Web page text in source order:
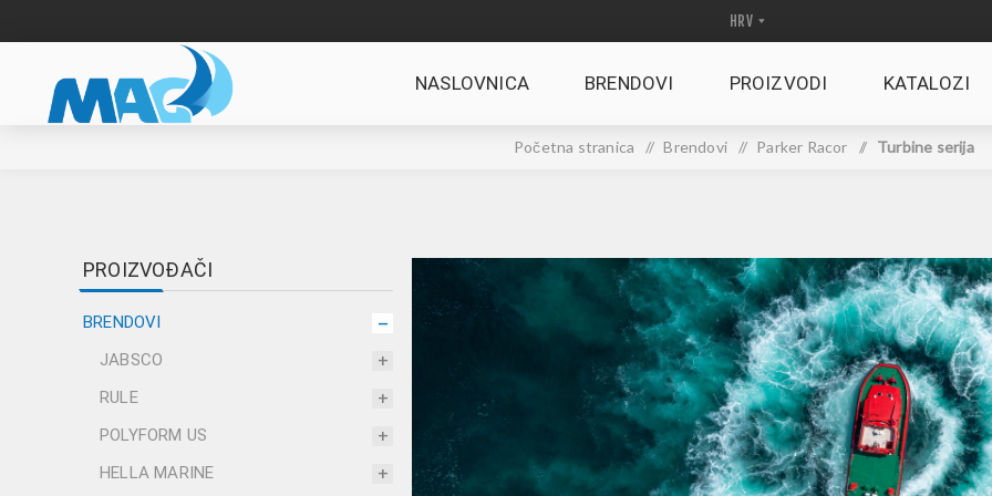
NASLOVNICA BRENDOVI PROIZVODI KATALOZI
Početna stranica / Brendovi / Parker Racor / Turbine serija
PROIZVOĐAČI
BRENDOVI
JABSCO
RULE
POLYFORM US
HELLA MARINE